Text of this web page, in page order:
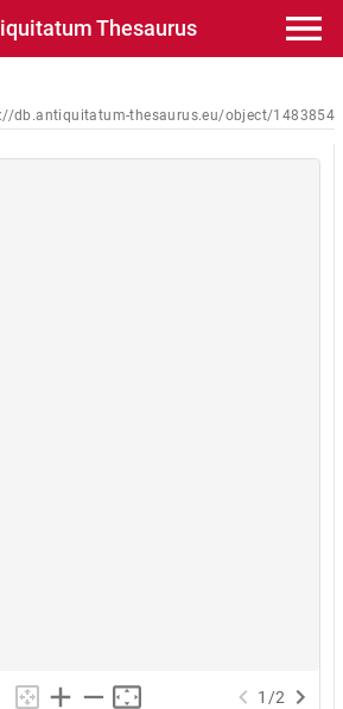
Thesaurus
db.antiquitatum-thesaurus.eu/object/1483854
1 /2